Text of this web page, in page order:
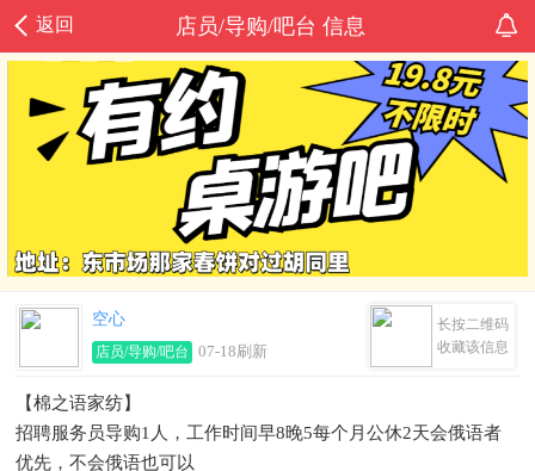
返回 店员/导购/吧台 信息
空心
店员/导购/吧台 07-18刷新
长按二维码
收藏该信息
【棉之语家纺】
招聘服务员导购1人，工作时间早8晚5每个月公休2天会俄语者
优先，不会俄语也可以